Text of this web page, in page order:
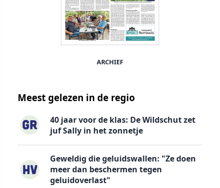
ARCHIEF
Meest gelezen in de regio
40 jaar voor de klas: De Wildschut zet
juf Sally in het zonnetje
Geweldig die geluidswallen: "Ze doen
meer dan beschermen tegen
geluidoverlast"